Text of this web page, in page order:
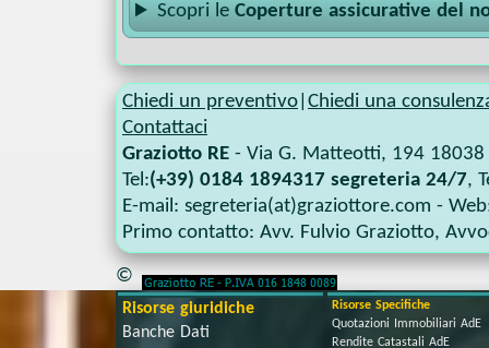
Scopri leCoperture assicurative del
Chiedi un preventivo Chiedi una
Contattaci
Graziotto RE - Via G. Matteotti, 194 18038
Tel:(+39) 0184 1894317 segreteria 24/7,
E-mail: segreteria(at)graziottore.com -
Primo contatto: Avv. Fulvio Graziotto,
©
Risorse giuridiche
Banche Dati
Risorse Specifiche
Quotazioni Immobiliari AdE
Rendite Catastali AdE